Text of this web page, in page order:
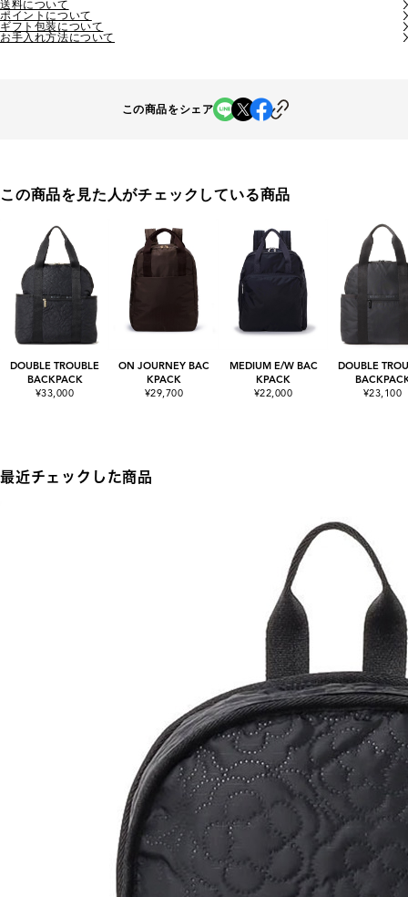
送料について
ポイントについて
ギフト包装について
お手入れ方法について
この商品をシェア
この商品を見た人がチェックしている商品
DOUBLE TROUBLE
BACKPACK
¥33,000
ON JOURNEY BAC
KPACK
¥29,700
MEDIUM E/W BAC
KPACK
¥22,000
DOUBLE
¥23,100
最近チェックした商品